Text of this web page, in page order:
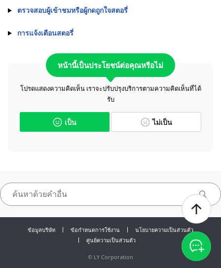
ตรวจสอบผู้เข้าชมหรือผู้กดถูกใจสตอรี่
การแจ้งเตือนสตอรี่
หน้านี้เป็นประโยชน์ต่อคุณหรือไม่
โปรดแสดงความคิดเห็น เราจะปรับปรุงบริการตามความคิดเห็นที่ได้
รับ
เป็น ไม่เป็น
ข้อมูลบริษัท ข้อกำหนดการใช้งาน
นโยบายความเป็นส่วนตัว
ศูนย์ความเป็นส่วนตัว
© LY Corporation